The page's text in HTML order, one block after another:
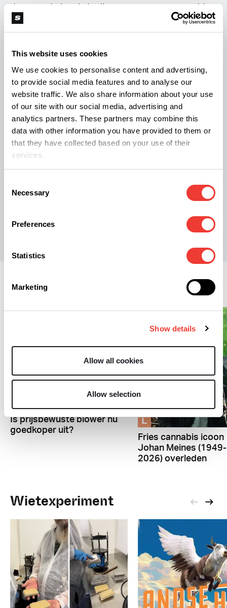
This website uses cookies
We use cookies to personalise content and advertising,
to provide social media features and to analyse our
website traffic. We also share information about your use
of our site with our social media, advertising and
analytics partners. These partners may combine this
data with other information you have provided to them or
that they have collected based on your use of their
services.
Selection
Necessary
Preferences
Statistics
Marketing
Show details
Allow all cookies
Allow selection
hasj en edibles richting de coffeeshops in tien
stadsdeel Oost).’ De makers van de podcast zijn
nu begonnen met het op tekst zetten van alle
afleveringen. Eerdere gasten waren onder meer
Karel Michiels en Derrick Bergman (beiden onder
andere Highlife) en nog vele anderen.
Lifestyle
Is prijsbewuste blower nu
goedkoper uit?
L
Fries cannabis icoon
Johan Meines (1949-
2026) overleden
Wietexperiment